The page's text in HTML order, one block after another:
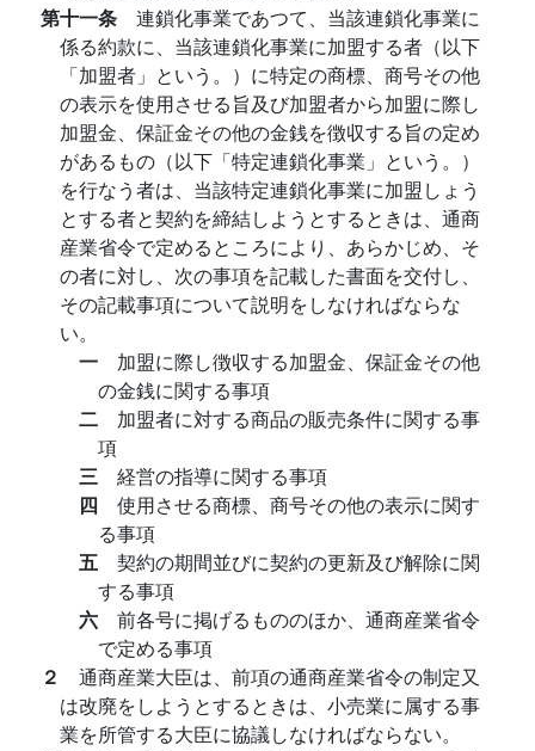
第十一条 連鎖化事業であつて、当該連鎖化事業に
係る約款に、当該連鎖化事業に加盟する者（以下
「加盟者」という。）に特定の商標、商号その他
の表示を使用させる旨及び加盟者から加盟に際し
加盟金、保証金その他の金銭を徴収する旨の定め
があるもの（以下「特定連鎖化事業」という。）
を行なう者は、当該特定連鎖化事業に加盟しょう
とする者と契約を締結しようとするときは、通商
産業省令で定めるところにより、あらかじめ、そ
の者に対し、次の事項を記載した書面を交付し、
その記載事項について説明をしなければならな
い。
一 加盟に際し徴収する加盟金、保証金その他
の金銭に関する事項
二 加盟者に対する商品の販売条件に関する事
項
三 経営の指導に関する事項
四 使用させる商標、商号その他の表示に関す
る事項
五 契約の期間並びに契約の更新及び解除に関
する事項
六 前各号に掲げるもののほか、通商産業省令
で定める事項
２ 通商産業大臣は、前項の通商産業省令の制定又
は改廃をしようとするときは、小売業に属する事
業を所管する大臣に協議しなければならない。